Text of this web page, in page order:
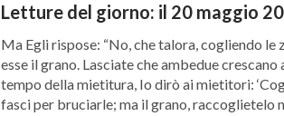
Letture del giorno: il 20 maggio
Ma Egli rispose: “No, che talora, cogliendo le
esse il grano. Lasciate che ambedue
tempo della mietitura, Io dirò ai mietitori:
fasci per bruciarle; ma il grano, raccoglietelo